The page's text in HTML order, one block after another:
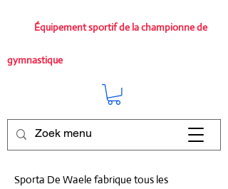
Équipement sportif de la championne de
gymnastique
Sporta De Waele fabrique tous les